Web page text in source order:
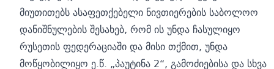
მიუთითებს ასაფეთქებელი ნივთიერების საბოლოო
დანიშნულების შესახებ, რომ ის უნდა ჩასულიყო
რუსეთის ფედერაციაში და მისი თქმით, უნდა
მოწყობილიყო ე.წ. „პაუტინა 2“, გამოძიებისა და სხვა